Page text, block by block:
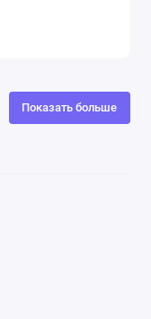
Показать больше